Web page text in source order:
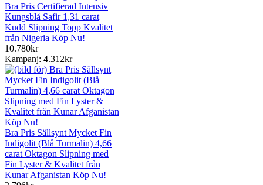
Bra Pris Certifierad Intensiv
Kungsblå Safir 1,31 carat
Kudd Slipning Topp Kvalitet
från Nigeria Köp Nu!
10.780kr
Kampanj: 4.312kr
Bra Pris Sällsynt Mycket Fin
Indigolit (Blå Turmalin) 4,66
carat Oktagon Slipning med
Fin Lyster & Kvalitet från
Kunar Afganistan Köp Nu!